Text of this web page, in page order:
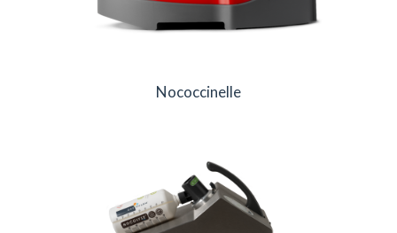
Nococcinelle